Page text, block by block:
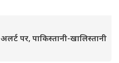
पर, पाकिस्तानी-खालिस्तानी